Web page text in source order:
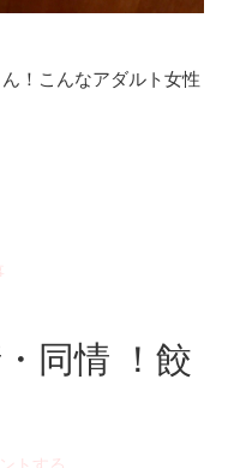
！こんなアダルト女性
同情 ！餃